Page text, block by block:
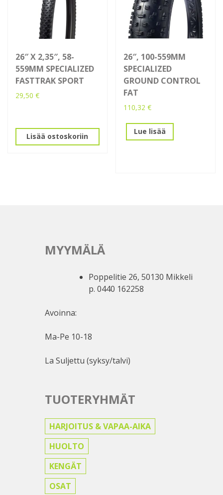
26″ X 2,35″, 58-
559MM SPECIALIZED
FASTTRAK SPORT
29,50 €
Lisää ostoskoriin
26″, 100-559MM
SPECIALIZED
GROUND CONTROL
FAT
110,32€
Lue lisää
MYYMÄLÄ
Poppelitie 26, 50130 Mikkeli
p. 0440 162258
Avoinna:
Ma-Pe 10-18
La Suljettu (syksy/talvi)
TUOTERYHMÄT
HARJOITUS & VAPAA-AIKA
HUOLTO
KENGÄT
OSAT